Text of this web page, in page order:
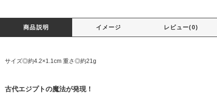
商品説明 イメージ レビュー(0)
サイズ◎約4.2×1.1cm 重さ◎約21g
古代エジプトの魔法が発現！